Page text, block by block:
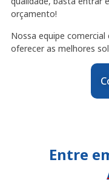
orçamento!
Nossa equipe
oferecer as melhores
Entre